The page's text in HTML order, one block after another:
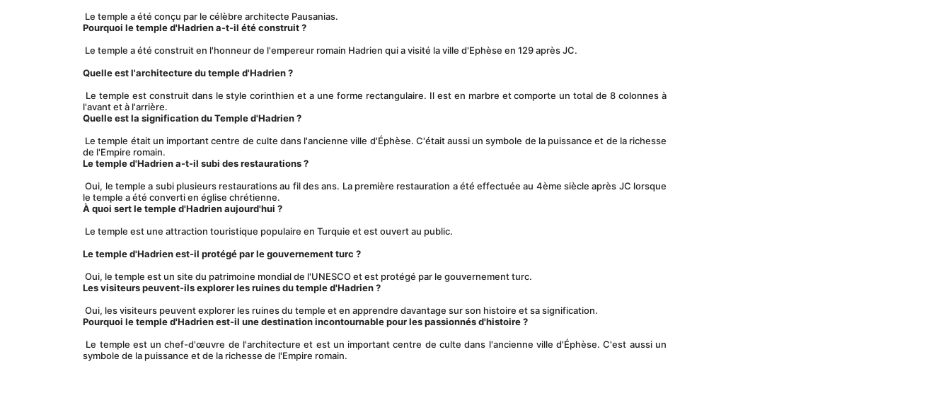
Le temple a été conçu par le célèbre architecte Pausanias.
Pourquoi le temple d'Hadrien a-t-il été construit ?
Le temple a été construit en l'honneur de l'empereur romain Hadrien qui a visité la ville d'Ephèse en 129 après JC.
Quelle est l'architecture du temple d'Hadrien ?
l'avant et à l'arrière.
Quelle est la signification du Temple d'Hadrien ?
de l'Empire romain.
Le temple d'Hadrien a-t-il subi des restaurations ?
Oui, le temple a subi plusieurs restaurations au fil des ans. La première restauration a été effectuée au 4ème siècle après JC lorsque
le temple a été converti en église chrétienne.
À quoi sert le temple d'Hadrien aujourd'hui ?
Le temple est une attraction touristique populaire en Turquie et est ouvert au public.
Le temple d'Hadrien est-il protégé par le gouvernement turc ?
Oui, le temple est un site du patrimoine mondial de l'UNESCO et est protégé par le gouvernement turc.
Les visiteurs peuvent-ils explorer les ruines du temple d'Hadrien ?
Oui, les visiteurs peuvent explorer les ruines du temple et en apprendre davantage sur son histoire et sa signification.
Pourquoi le temple d'Hadrien est-il une destination incontournable pour les passionnés d'histoire ?
symbole de la puissance et de la richesse de l'Empire romain.